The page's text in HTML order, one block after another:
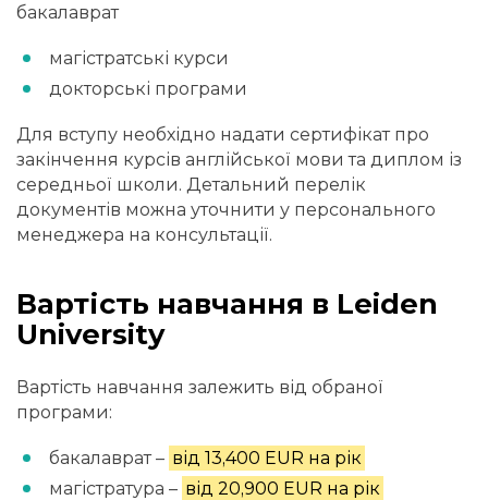
бакалаврат
магістратські курси
докторські програми
Для вступу необхідно надати сертифікат про
закінчення курсів англійської мови та диплом із
середньої школи. Детальний перелік
документів можна уточнити у персонального
менеджера на консультації.
Вартість навчання в Leiden
University
Вартість навчання залежить від обраної
програми:
бакалаврат – від 13,400 EUR на рік
магістратура – від 20,900 EUR на рік